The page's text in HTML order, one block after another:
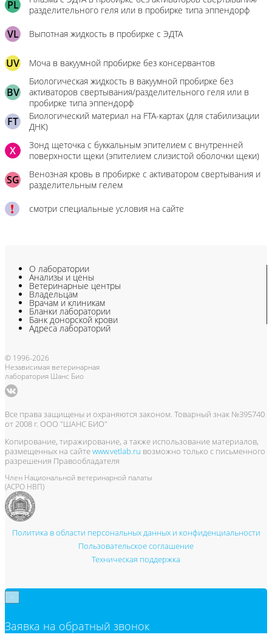
PL
разделительного геля или в пробирке типа эппендорф
VL Выпотная жидкость в пробирке с ЭДТА
UV Моча в вакуумной пробирке без консервантов
BV
Биологическая жидкость в вакуумной пробирке без
активаторов свертывания/разделительного геля или в
пробирке типа эппендорф
FT
Биологический материал на FTA-картах (для стабилизации
ДНК)
X
Зонд щеточка с буккальным эпителием с внутренней
поверхности щеки (эпителием слизистой оболочки щеки)
SG
Венозная кровь в пробирке с активатором свертывания и
разделительным гелем
смотри специальные условия на сайте
О лаборатории
Анализы и цены
Ветеринарные центры
Владельцам
Врачам и клиникам
Бланки лаборатории
Банк донорской крови
Адреса лабораторий
© 1996-2026
Независимая ветеринарная
лаборатория Шанс Био
Все права защищены и охраняются законом. Товарный знак №395740
от 2008 г. ООО "ШАНС БИО"
Копирование, тиражирование, а также использование материалов,
размещенных на сайтеwww.vetlab.ru возможно только с письменного
разрешения Правообладателя
Член Национальной ветеринарной палаты
(АСРО НВП)
Политика в области персональных данных и конфиденциальности
Пользовательское соглашение
Техническая поддержка
Заявка на обратный звонок